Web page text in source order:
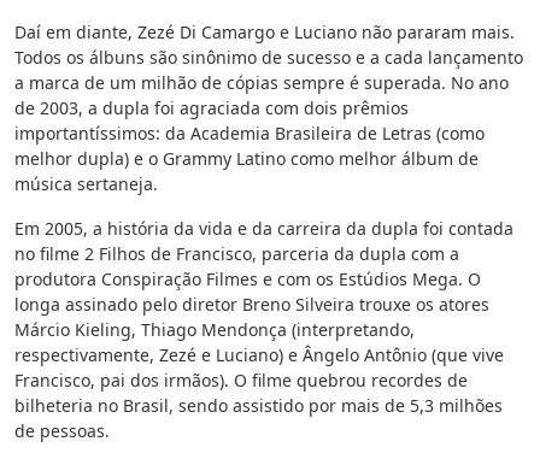
Daí em diante, Zezé Di Camargo e Luciano não pararam mais.
Todos os álbuns são sinônimo de sucesso e a cada lançamento
a marca de um milhão de cópias sempre é superada. No ano
de 2003, a dupla foi agraciada com dois prêmios
importantíssimos: da Academia Brasileira de Letras (como
melhor dupla) e o Grammy Latino como melhor álbum de
música sertaneja.
Em 2005, a história da vida e da carreira da dupla foi contada
no filme 2 Filhos de Francisco, parceria da dupla com a
produtora Conspiração Filmes e com os Estúdios Mega. O
longa assinado pelo diretor Breno Silveira trouxe os atores
Márcio Kieling, Thiago Mendonça (interpretando,
respectivamente, Zezé e Luciano) e Ângelo Antônio (que vive
Francisco, pai dos irmãos). O filme quebrou recordes de
bilheteria no Brasil, sendo assistido por mais de 5,3 milhões
de pessoas.